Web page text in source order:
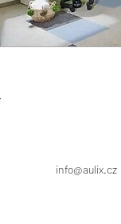
info@aulix.cz